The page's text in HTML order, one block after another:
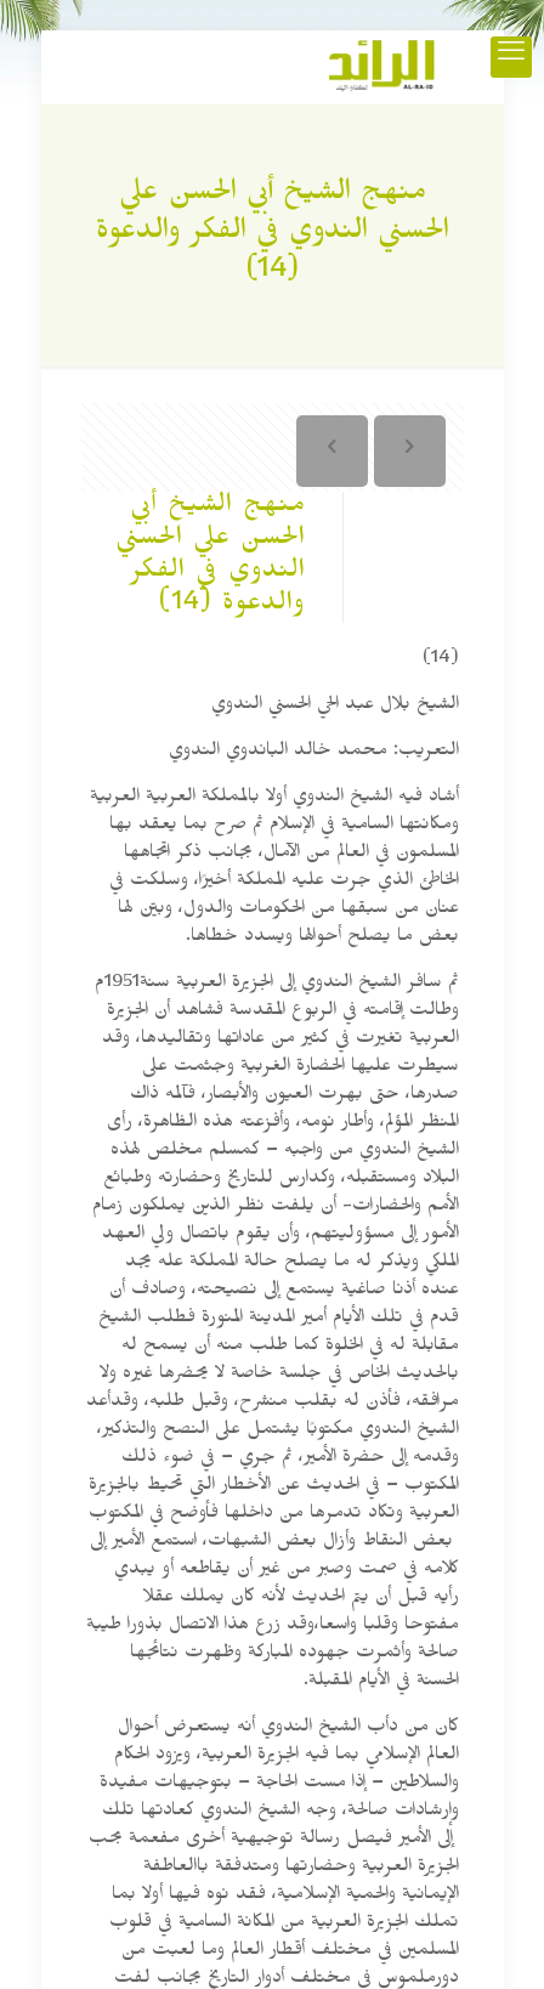
منهج الشيخ أبي الحسن علي
الحسني الندوي في الفكر والدعوة
(14)
منهج الشيخ أبي
الحسن علي الحسني
الندوي في الفكر
والدعوة (14)
(14)
الشيخ بلال عبد الحي الحسني الندوي
التعريب: محمد خالد الباندوي الندوي
أشاد فيه الشيخ الندوي أولا بالمملكة العربية العربية
ومكانتها السامية في الإسلام ثم صرح بما يعقد بها
المسلمون في العالم من الآمال، بجانب ذكر اتجاهها
الخاطئ الذي جرت عليه المملكة أخيرًا، وسلكت في
عنان من سبقها من الحكومات والدول، وبيّن لها
بعض ما يصلح أحوالها ويسدد خطاها.
ثم سافر الشيخ الندوي إلى الجزيرة العربية سنة1951م
وطالت إقامته في الربوع المقدسة فشاهد أن الجزيرة
العربية تغيرت في كثير من عاداتها وتقاليدها، وقد
سيطرت عليها الحضارة الغربية وجثمت على
صدرها، حتى بهرت العيون والأبصار، فآلمه ذاك
المنظر المؤلم، وأطار نومه، وأفزعته هذه الظاهرة، رأى
الشيخ الندوي من واجبه – كمسلم مخلص لهذه
البلاد ومستقبله، وكدارس للتاريخ وحضارته وطبائع
الأمم والحضارات- أن يلفت نظر الذين يملكون زمام
الأمور إلى مسؤوليتهم، وأن يقوم باتصال ولي العهد
الملكي ويذكر له ما يصلح حالة المملكة عله يجد
عنده أذنا صاغية يستمع إلى نصيحته، وصادف أن
قدم في تلك الأيام أمير المدينة المنورة فطلب الشيخ
مقابلة له في الخلوة كما طلب منه أن يسمح له
بالحديث الخاص في جلسة خاصة لا يحضرها غيره ولا
مرافقه، فأذن له بقلب منشرح، وقبل طلبه، وقدأعد
الشيخ الندوي مكتوبًا يشتمل على النصح والتذكير،
وقدمه إلى حضرة الأمير، ثم جري – في ضوء ذلك
المكتوب – في الحديث عن الأخطار التي تحيط بالجزيرة
العربية وتكاد تدمرها من داخلها فأوضح في المكتوب
بعض النقاط وأزال بعض الشبهات، استمع الأمير إلى
كلامه في صمت وصبر من غير أن يقاطعه أو يبدي
رأيه قبل أن يتم الحديث لأنه كان يملك عقلا
مفتوحا وقلبا واسعا،وقد زرع هذا الاتصال بذورا طيبة
صالحة وأثمرت جهوده المباركة وظهرت نتائجها
الحسنة في الأيام المقبلة.
كان من دأب الشيخ الندوي أنه يستعرض أحوال
العالم الإسلامي بما فيه الجزيرة العربية، ويزود الحكام
والسلاطين – إذا مست الحاجة – بتوجيهات مفيدة
وإرشادات صالحة، وجه الشيخ الندوي كعادتها تلك
إلى الأمير فيصل رسالة توجيهية أخرى مفعمة بحب
الجزيرة العربية وحضارتها ومتدفقة باالعاطفة
الإيمانية والحمية الإسلامية، فقد نوه فيها أولا بما
تملك الجزيرة العربية من المكانة السامية في قلوب
المسلمين في مختلف أقطار العالم وما لعبت من
دورملموس في مختلف أدوار التاريخ بجانب لفت